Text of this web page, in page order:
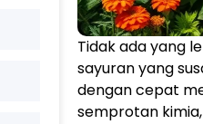
Tidak ada yang
sayuran yang
dengan cepat
semprotan